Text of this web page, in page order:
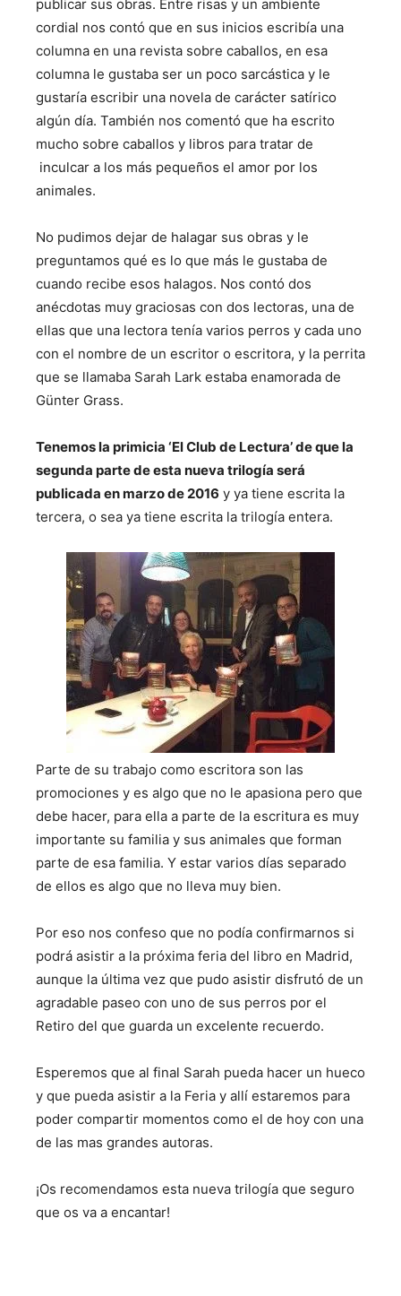
publicar sus obras. Entre risas y un ambiente
cordial nos contó que en sus inicios escribía una
columna en una revista sobre caballos, en esa
columna le gustaba ser un poco sarcástica y le
gustaría escribir una novela de carácter satírico
algún día. También nos comentó que ha escrito
mucho sobre caballos y libros para tratar de
inculcar a los más pequeños el amor por los
animales.
No pudimos dejar de halagar sus obras y le
preguntamos qué es lo que más le gustaba de
cuando recibe esos halagos. Nos contó dos
anécdotas muy graciosas con dos lectoras, una de
ellas que una lectora tenía varios perros y cada uno
con el nombre de un escritor o escritora, y la perrita
que se llamaba Sarah Lark estaba enamorada de
Günter Grass.
Tenemos la primicia ‘El Club de Lectura’ de que la
segunda parte de esta nueva trilogía será
publicada en marzo de 2016 y ya tiene escrita la
tercera, o sea ya tiene escrita la trilogía entera.
Parte de su trabajo como escritora son las
promociones y es algo que no le apasiona pero que
debe hacer, para ella a parte de la escritura es muy
importante su familia y sus animales que forman
parte de esa familia. Y estar varios días separado
de ellos es algo que no lleva muy bien.
Por eso nos confeso que no podía confirmarnos si
podrá asistir a la próxima feria del libro en Madrid,
aunque la última vez que pudo asistir disfrutó de un
agradable paseo con uno de sus perros por el
Retiro del que guarda un excelente recuerdo.
Esperemos que al final Sarah pueda hacer un hueco
y que pueda asistir a la Feria y allí estaremos para
poder compartir momentos como el de hoy con una
de las mas grandes autoras.
¡Os recomendamos esta nueva trilogía que seguro
que os va a encantar!